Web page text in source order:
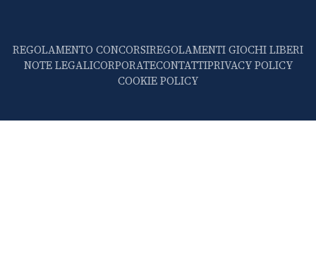
REGOLAMENTO CONCORSIREGOLAMENTI GIOCHI LIBERI
NOTE LEGALICORPORATECONTATTIPRIVACY POLICY
COOKIE POLICY